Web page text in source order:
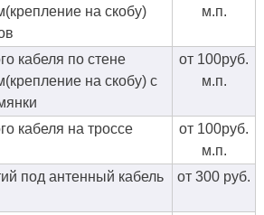
на скобу)
м.п.
кабеля по стене
на скобу) с
от 100руб.
м.п.
кабеля на троссе
от 100руб.
м.п.
под антенный кабель
от 300 руб.